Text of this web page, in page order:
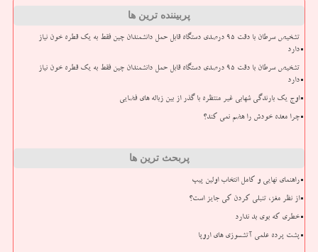
پربیننده ترین ها
تشخیص سرطان با دقت ۹۵ درصدی دستگاه قابل حمل دانشمندان چین فقط به یک قطره خون نیاز
دارد
تشخیص سرطان با دقت ۹۵ درصدی دستگاه قابل حمل دانشمندان چین فقط به یک قطره خون نیاز
دارد
اوج یک بارندگی شهابی غیر منتظره با گذر از بین زباله های فضایی
چرا معده خودش را هضم نمی کند؟
پربحث ترین ها
راهنمای نهایی و کامل انتخاب اولین پیپ
از نظر مغز، تنبلی کردن کی جایز است؟
خطری که بوی بد ندارد
پشت پرده علمی آتشسوزی های اروپا